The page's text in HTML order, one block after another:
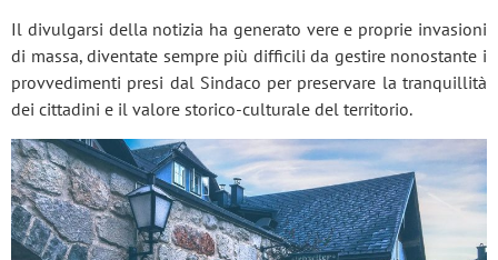
Il divulgarsi della notizia ha generato vere e proprie invasioni
di massa, diventate sempre più difficili da gestire nonostante i
provvedimenti presi dal Sindaco per preservare la tranquillità
dei cittadini e il valore storico-culturale del territorio.